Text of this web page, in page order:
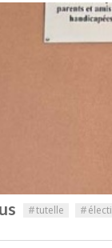
#tutelle #